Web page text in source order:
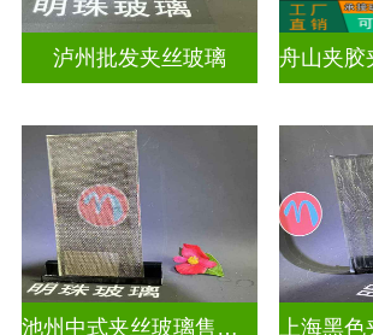
泸州批发夹丝玻璃
池州中式夹丝玻璃售价多少